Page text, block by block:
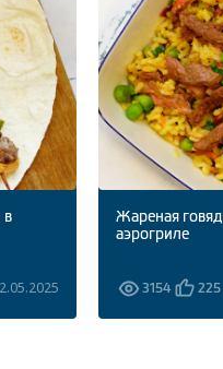
в
Жареная
аэрогриле
3154 225